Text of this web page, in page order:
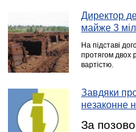
Директор
майже 3
На підставі
протягом двох
вартістю.
Завдяки
незаконне
За